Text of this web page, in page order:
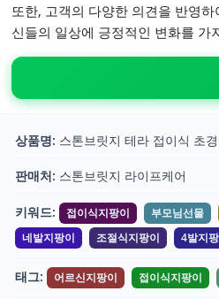
또한, 고객의 다양한 의견을 반영
신들의 일상에 긍정적인 변화를 가
상품명: 스톤브릿지 테라 접이식 초
판매처: 스톤브릿지 라이프케어
키워드: 접이식지팡이 부모님선물
네발지팡이
조절식지팡이 4발지
태그: 어르신지팡이 접이식지팡이